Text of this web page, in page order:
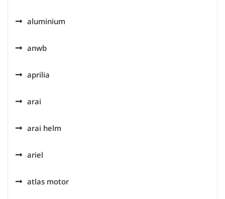
aluminium
anwb
aprilia
arai
arai helm
ariel
atlas motor